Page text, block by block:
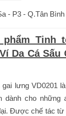
800,000₫.
- P3 - Q.Tân Bình
Tinh
Da Cá
lưng VD0201
dành cho những
Được chế tác